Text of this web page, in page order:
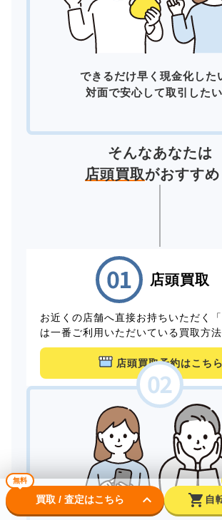
できるだけ早く現金化した
対面で安心して取引したい
そんなあなたは
店頭買取がおすすめ
店頭買取
お近くの店舗へ直接お持ちいただく
は一番ご利用いただいている買取方法
店頭買取予約はこちら
無料
買取 / 査定はこちら keyboard_arrow_down shopping_cart 自